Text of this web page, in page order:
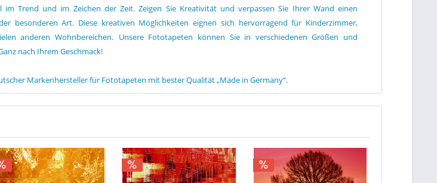
im Trend und im Zeichen der Zeit. Zeigen Sie Kreativität und verpassen Sie Ihrer Wand einen
besonderen Art. Diese kreativen Möglichkeiten eignen sich hervorragend für Kinderzimmer,
anderen Wohnbereichen. Unsere Fototapeten können Sie in verschiedenen Größen und
nach Ihrem Geschmack!
Markenhersteller für Fototapeten mit bester Qualität „Made in Germany“.